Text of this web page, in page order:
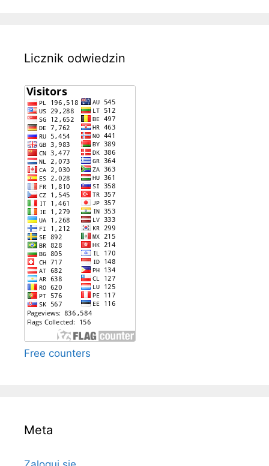
Licznik odwiedzin
Free counters
Meta